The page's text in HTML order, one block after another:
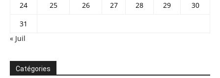
24
25 26 27 28 29
30
31
« Juil
Catégories